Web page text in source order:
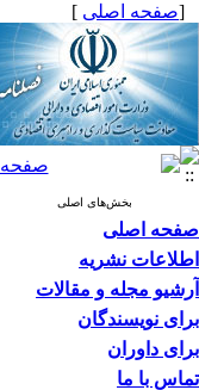
[صفحه اصلی ]
بخش‌های اصلی
صفحه اصلی
اطلاعات نشریه
آرشیو مجله و مقالات
برای نویسندگان
برای داوران
تماس با ما